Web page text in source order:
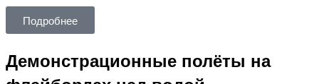
Подробнее
Демонстрационные полёты на